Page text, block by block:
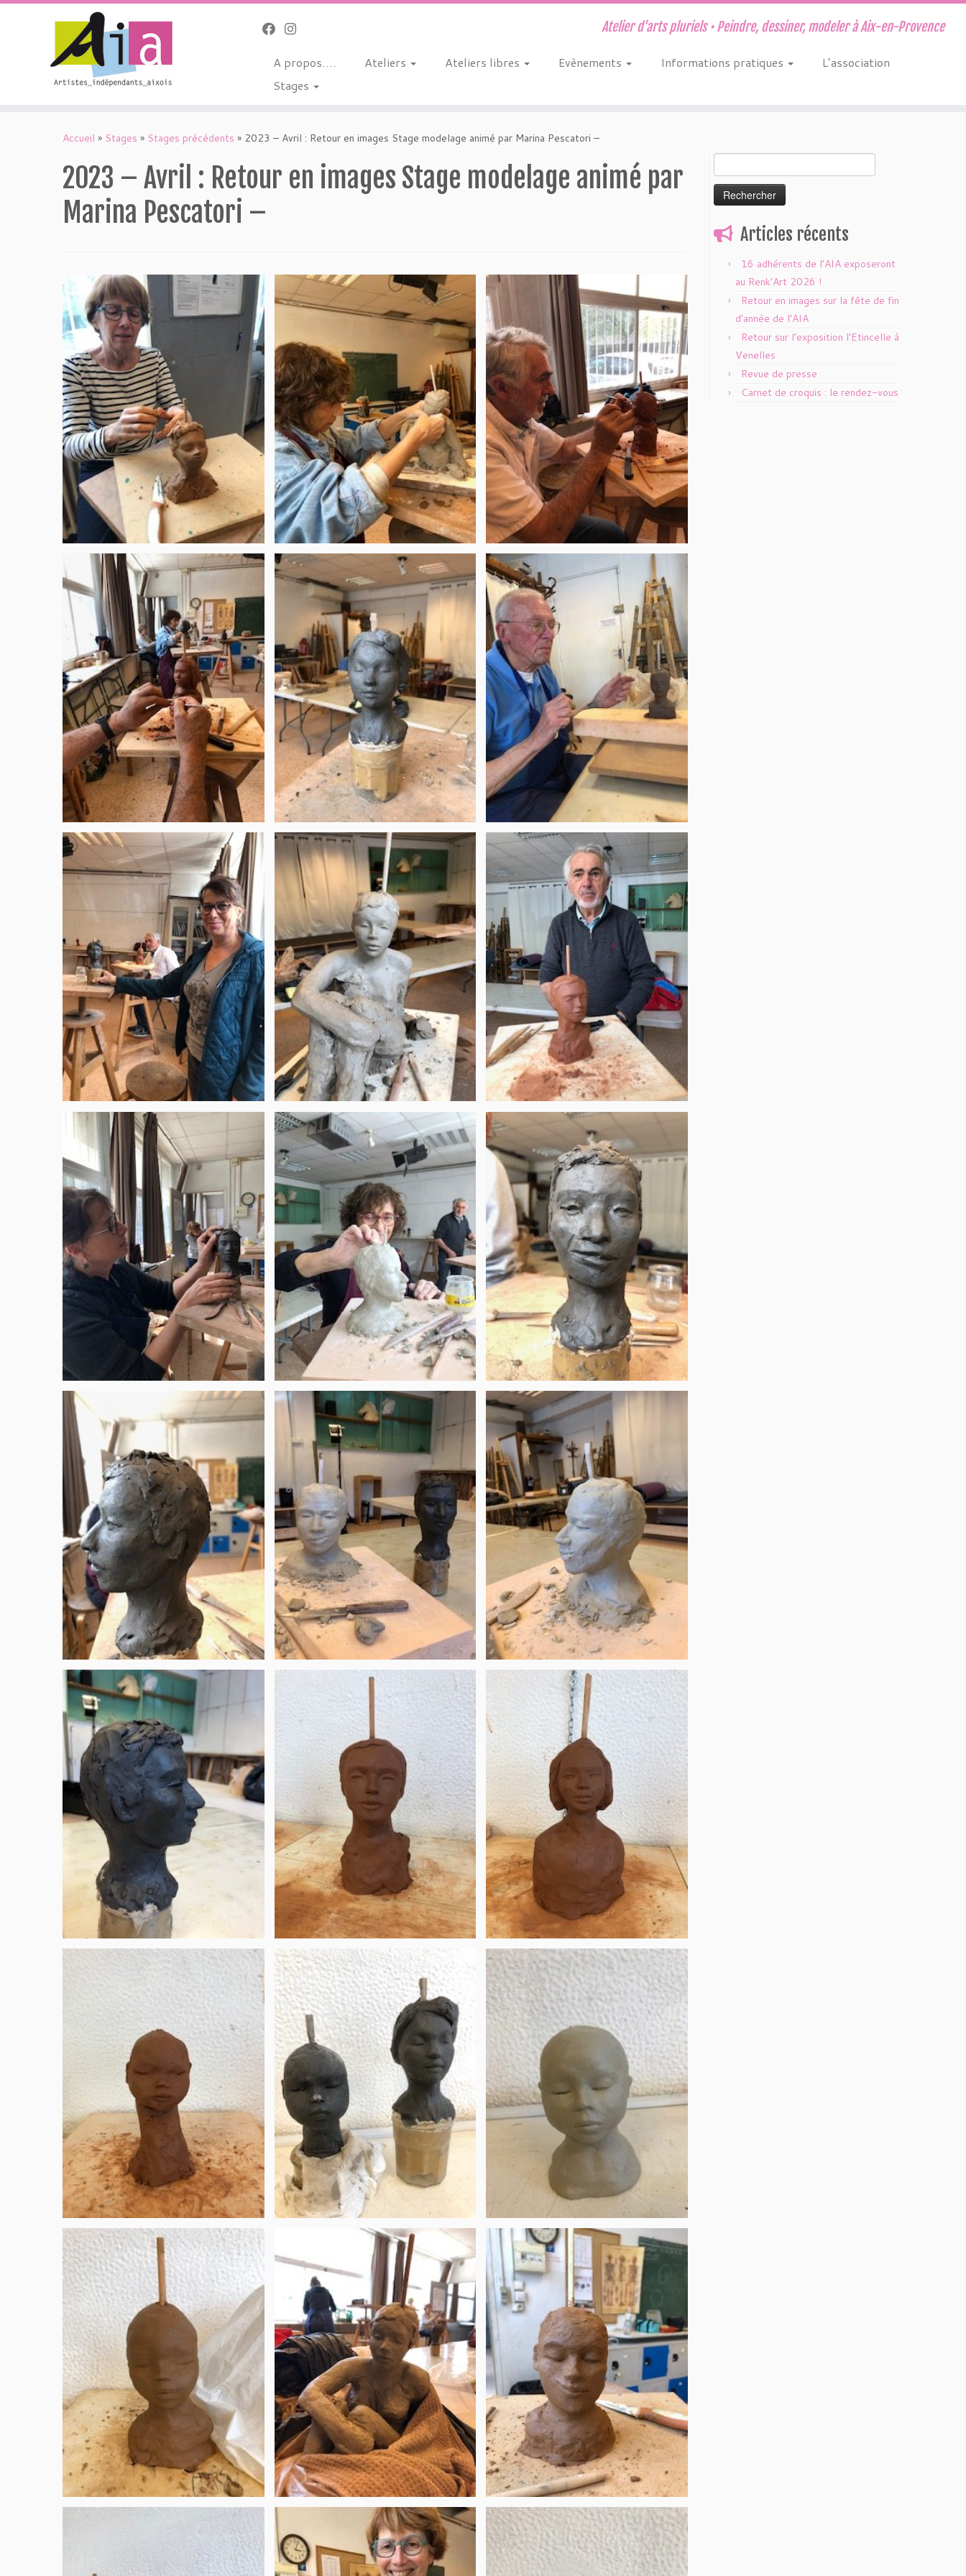
Atelier d'arts pluriels • Peindre, dessiner, modeler à Aix-en-Provence
A propos…. Ateliers Ateliers libres Evènements Informations pratiques
L’association
Stages
Accueil » Stages » Stages précédents » 2023 – Avril : Retour en images Stage modelage animé par Marina Pescatori –
2023 – Avril : Retour en images Stage modelage animé par
Marina Pescatori –
Articles récents
16 adhérents de l’AIA exposeront
au Renk’Art 2026 !
Retour en images sur la fête de fin
d’année de l’AIA
Retour sur l’exposition l’Etincelle à
Venelles
Revue de presse
Carnet de croquis : le rendez-vous